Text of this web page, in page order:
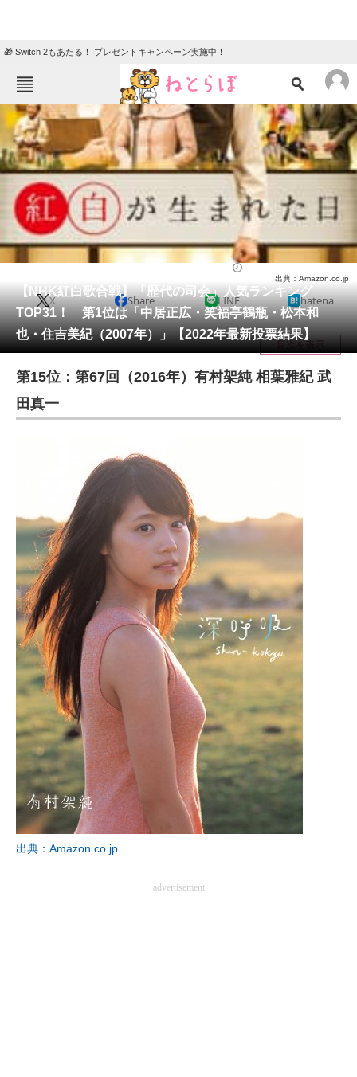
🎁 Switch 2もあたる！ プレゼントキャンペーン実施中！
ねとらぼメニュー
TOP ニュース
エンタメ クイズ
グルメ 地域
住まい 教育・育児
リサーチ
会員記事
メディア
注目記事を集めた総合ページ
進化するPCとデバイスの未来
好きが集まる 比べて選べる
ビジネスと働き方のヒント
AI活用のいまが分かる
企業ITのトレンドを詳説
経営リーダーのコミュニティ
マーケ×ITの今がよく分かる
ITエンジニア向け専門サイト
企業向けIT製品の総合サイト
IT製品の技術・比較・事例
製造業のIT導入・活用を支援
モノづくり技術者専門サイト
【NHK紅白歌合戦】「歴代の司会」人気ランキング
TOP31！ 第1位は「中居正広・笑福亭鶴瓶・松本和
也・住吉美紀（2007年）」【2022年最新投票結果】
出典：Amazon.co.jp
X Share LINE hatena
目次を表示
第15位：第67回（2016年）有村架純 相葉雅紀 武
田真一
出典：Amazon.co.jp
advertisement